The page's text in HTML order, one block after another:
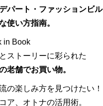
パート・ファッションビル
使い方指南。
in Book
ストーリーに彩られた
老舗でお買い物。
の楽しみ方を見つけたい！
ア、オトナの活用術。